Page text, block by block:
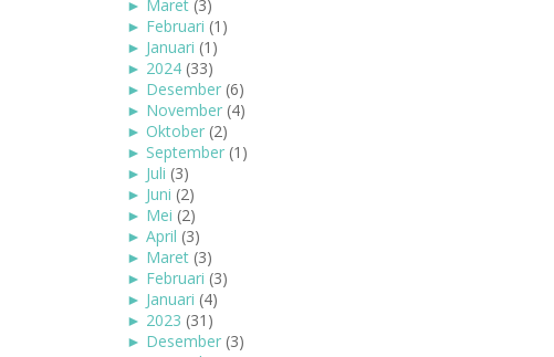
► Maret (3)
► Februari (1)
► Januari (1)
► 2024 (33)
► Desember (6)
► November (4)
► Oktober (2)
► September (1)
► Juli (3)
► Juni (2)
► Mei (2)
► April (3)
► Maret (3)
► Februari (3)
► Januari (4)
► 2023 (31)
► Desember (3)